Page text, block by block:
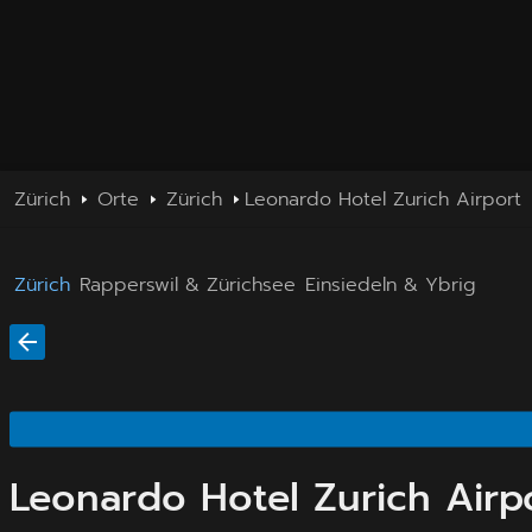
Zürich Orte Zürich Leonardo Hotel Zurich Airport
Zürich Rapperswil & Zürichsee Einsiedeln & Ybrig
Leonardo Hotel Zurich